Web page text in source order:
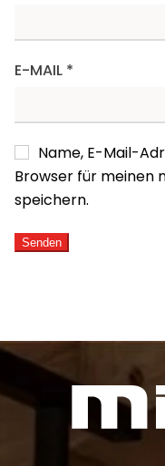
E-MAIL *
Name, E-Mail-
Browser für meinen
speichern.